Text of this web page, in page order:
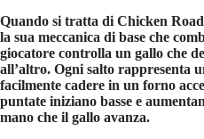
Quando si tratta di Chicken Road
la sua meccanica di base che
giocatore controlla un gallo che
all’altro. Ogni salto rappresenta
facilmente cadere in un forno
puntate iniziano basse e
mano che il gallo avanza.